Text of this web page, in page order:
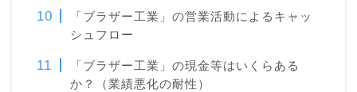
「ブラザー工業」の営業活動によるキャッ
シュフロー
「ブラザー工業」の現金等はいくらある
か？（業績悪化の耐性）